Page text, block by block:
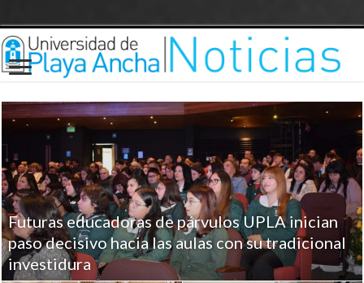
Futuras educadoras de párvulos UPLA inician
paso decisivo hacia las aulas con su tradicional
investidura